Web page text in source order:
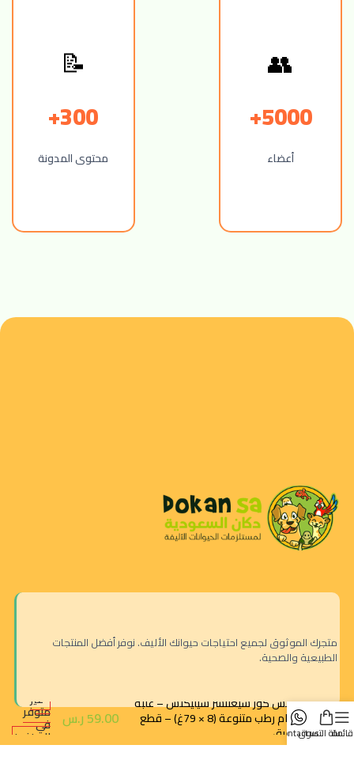
👥
5000+
أعضاء
📝
300+
محتوى المدونة
متجرك الموثوق لجميع احتياجات حيوانك الأليف. نوفر أفضل المنتجات
الطبيعية والصحية.
قائمةسلة التسوقcontact us
ويلنس كور سيغنتشر سيليكتس – علبة
طعام رطب متنوعة (8 × 79غ) – قطع
بالمرق
59.00 ر.س
غير
متوفر
في
المخزون